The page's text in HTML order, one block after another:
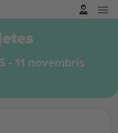
- 11 novembris